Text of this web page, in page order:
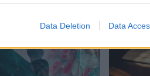
Data Deletion Data